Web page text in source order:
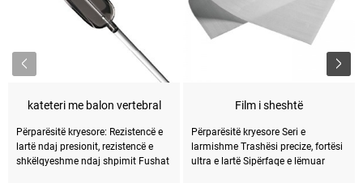
kateteri me balon vertebral
Përparësitë kryesore: Rezistencë e
lartë ndaj presionit, rezistencë e
shkëlqyeshme ndaj shpimit Fushat
Film i sheshtë
Përparësitë kryesore Seri e
larmishme Trashësi precize, fortësi
ultra e lartë Sipërfaqe e lëmuar